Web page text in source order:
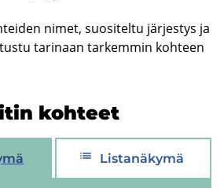
nimet, suo­si­tel­tu jär­jes­tys ja
ta­ri­naan tar­kem­min koh­teen
koh­teet
Listanäkymä